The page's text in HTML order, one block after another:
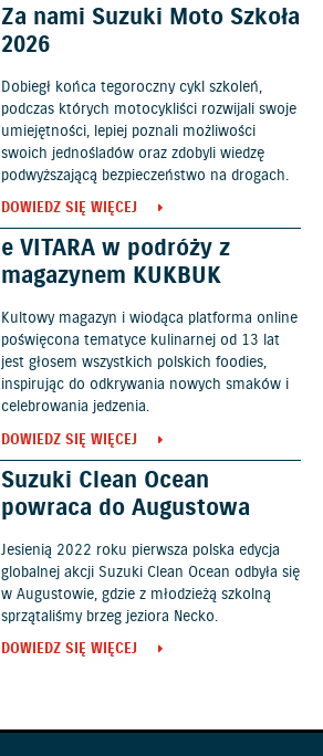
Za nami Suzuki Moto Szkoła
2026
Dobiegł końca tegoroczny cykl szkoleń,
podczas których motocykliści rozwijali swoje
umiejętności, lepiej poznali możliwości
swoich jednośladów oraz zdobyli wiedzę
podwyższającą bezpieczeństwo na drogach.
DOWIEDZ SIĘ WIĘCEJ
e VITARA w podróży z
magazynem KUKBUK
Kultowy magazyn i wiodąca platforma online
poświęcona tematyce kulinarnej od 13 lat
jest głosem wszystkich polskich foodies,
inspirując do odkrywania nowych smaków i
celebrowania jedzenia.
DOWIEDZ SIĘ WIĘCEJ
Suzuki Clean Ocean
powraca do Augustowa
Jesienią 2022 roku pierwsza polska edycja
globalnej akcji Suzuki Clean Ocean odbyła się
w Augustowie, gdzie z młodzieżą szkolną
sprzątaliśmy brzeg jeziora Necko.
DOWIEDZ SIĘ WIĘCEJ